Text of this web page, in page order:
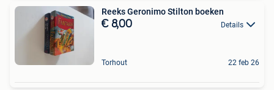
Reeks Geronimo Stilton boeken
€ 8,00 Details
Torhout 22 feb 26